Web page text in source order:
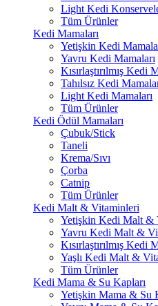
Light Kedi
Tüm Ürünler
Kedi Mamaları
Yetişkin Kedi
Yavru Kedi Mamaları
Kısırlaştırılmış Kedi
Tahılsız Kedi
Light Kedi Mamaları
Tüm Ürünler
Kedi Ödül Mamaları
Çubuk/Stick
Taneli
Krema/Sıvı
Çorba
Catnip
Tüm Ürünler
Kedi Malt & Vitaminleri
Yetişkin Kedi Malt &
Yavru Kedi Malt &
Kısırlaştırılmış
Yaşlı Kedi Malt &
Tüm Ürünler
Kedi Mama & Su Kapları
Yetişkin Mama & Su